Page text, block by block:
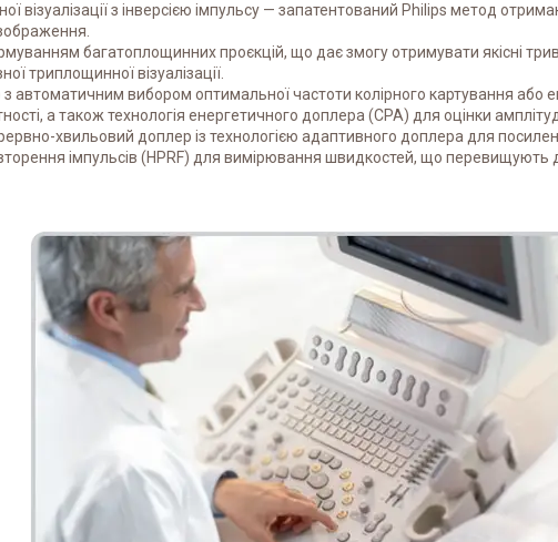
візуалізації з інверсією імпульсу — запатентований Philips метод
багатоплощинних проєкцій, що дає змогу отримувати якісні
триплощинної візуалізації.
автоматичним вибором оптимальної частоти колірного картування або
а також технологія енергетичного доплера (CPA) для оцінки
хвильовий доплер із технологією адаптивного доплера для
імпульсів (HPRF) для вимірювання швидкостей, що перевищують